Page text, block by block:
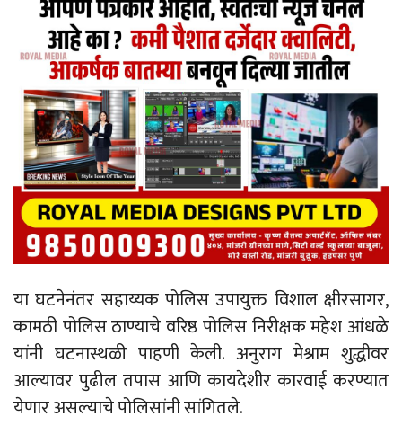
या घटनेनंतर सहाय्यक पोलिस उपायुक्त विशाल क्षीरसागर,
कामठी पोलिस ठाण्याचे वरिष्ठ पोलिस निरीक्षक महेश आंधळे
यांनी घटनास्थळी पाहणी केली. अनुराग मेश्राम शुद्धीवर
आल्यावर पुढील तपास आणि कायदेशीर कारवाई करण्यात
येणार असल्याचे पोलिसांनी सांगितले.